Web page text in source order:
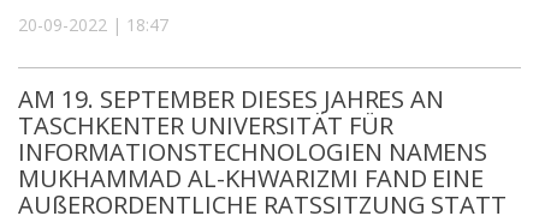
20-09-2022 | 18:47
AM 19. SEPTEMBER DIESES JAHRES AN
TASCHKENTER UNIVERSITÄT FÜR
INFORMATIONSTECHNOLOGIEN NAMENS
MUKHAMMAD AL-KHWARIZMI FAND EINE
AUßERORDENTLICHE RATSSITZUNG STATT